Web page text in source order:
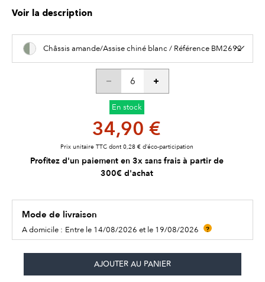
Voir la description
Châssis amande/Assise chiné blanc / Référence BM2692
En stock
34,90 €
Prix unitaire TTC dont 0,28 € d’éco-participation
Profitez d'un paiement en 3x sans frais à partir de
300€ d'achat
Mode de livraison
A domicile : Entre le 14/08/2026 et le 19/08/2026 ?